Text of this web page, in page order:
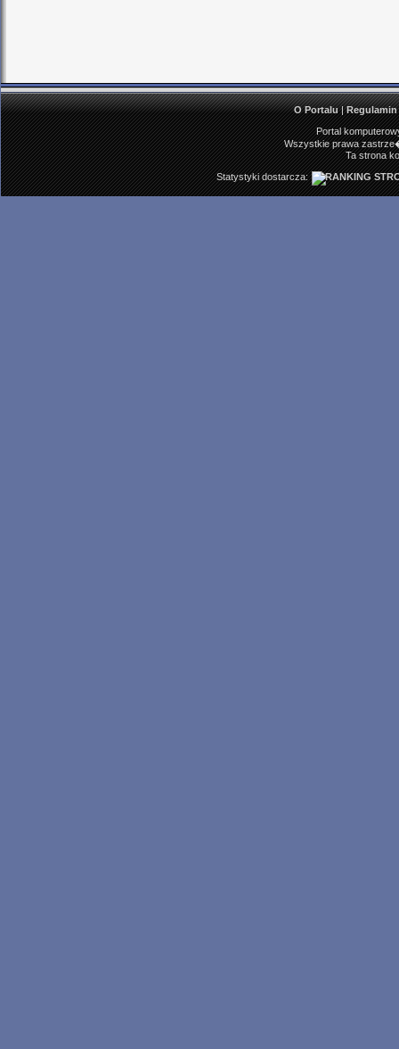
O Portalu|Regulamin
Portal
Wszystkie prawa
Ta strona
Statystyki dostarcza: